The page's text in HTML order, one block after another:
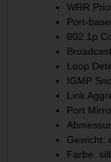
WRR
Port-
802.1p
Loop
IGMP
Link
Port
Gewicht:
Farbe: